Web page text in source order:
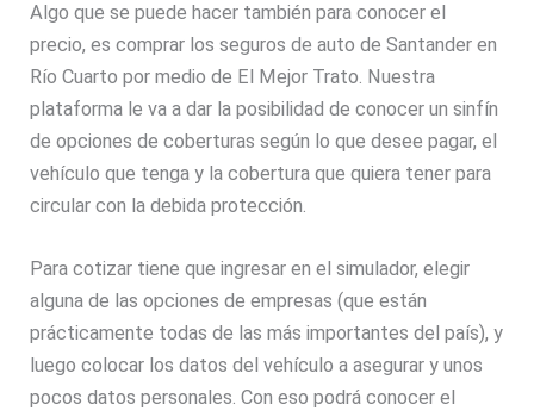
Algo que se puede hacer también para conocer el
precio, es comprar los seguros de auto de Santander en
Río Cuarto por medio de El Mejor Trato. Nuestra
plataforma le va a dar la posibilidad de conocer un sinfín
de opciones de coberturas según lo que desee pagar, el
vehículo que tenga y la cobertura que quiera tener para
circular con la debida protección.
Para cotizar tiene que ingresar en el simulador, elegir
alguna de las opciones de empresas (que están
prácticamente todas de las más importantes del país), y
luego colocar los datos del vehículo a asegurar y unos
pocos datos personales. Con eso podrá conocer el